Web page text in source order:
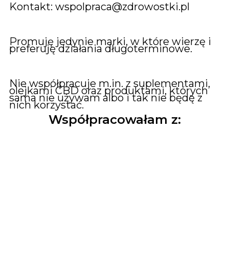
Kontakt: wspolpraca@zdrowostki.pl
Promuję jedynie marki, w które wierzę i
preferuję działania długoterminowe.
Nie współpracuje m.in. z suplementami,
olejkami CBD oraz produktami, których
sama nie używam albo i tak nie będę z
nich korzystać.
Współpracowałam z: